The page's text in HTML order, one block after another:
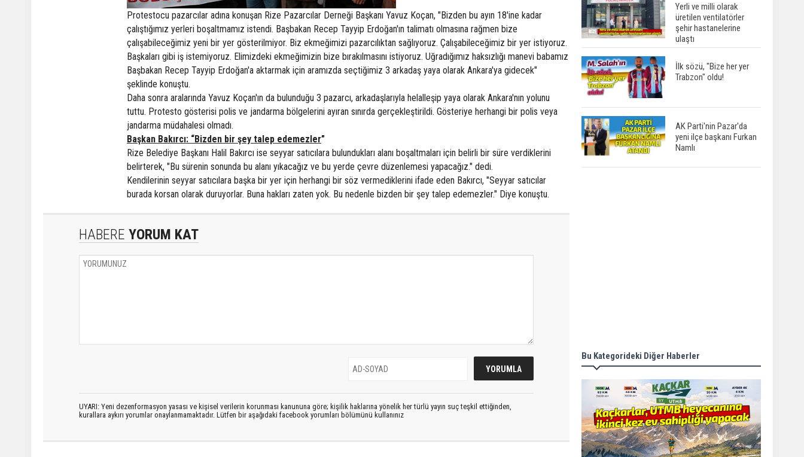
Protestocu pazarcılar adına konuşan Rize Pazarcılar Derneği Başkanı Yavuz Koçan, "Bizden bu ayın 18'ine kadar
çalıştığımız yerleri boşaltmamız istendi. Başbakan Recep Tayyip Erdoğan'ın talimatı olmasına rağmen bize
çalışabileceğimiz yeni bir yer gösterilmiyor. Biz ekmeğimizi pazarcılıktan sağlıyoruz. Çalışabileceğimiz bir yer istiyoruz.
Başkaları gibi iş istemiyoruz. Elimizdeki ekmeğimizin bize bırakılmasını istiyoruz. Uğradığımız haksızlığı manevi babamız
Başbakan Recep Tayyip Erdoğan'a aktarmak için aramızda seçtiğimiz 3 arkadaş yaya olarak Ankara'ya gidecek"
şeklinde konuştu.
Daha sonra aralarında Yavuz Koçan'ın da bulunduğu 3 pazarcı, arkadaşlarıyla helalleşip yaya olarak Ankara'nın yolunu
tuttu. Protesto gösterisi polis ve jandarma bölgelerini ayıran sınırda gerçekleştirildi. Gösteriye herhangi bir polis veya
jandarma müdahalesi olmadı.
Başkan Bakırcı: “Bizden bir şey talep edemezler”
Rize Belediye Başkanı Halil Bakırcı ise seyyar satıcılara bulundukları alanı boşaltmaları için belirli bir süre verdiklerini
belirterek, "Bu sürenin sonunda bu alanı yıkacağız ve bu yerde çevre düzenlemesi yapacağız." dedi.
Kendilerinin seyyar satıcılara başka bir yer için herhangi bir söz vermediklerini ifade eden Bakırcı, "Seyyar satıcılar
burada korsan olarak duruyorlar. Buna hakları zaten yok. Bu nedenle bizden bir şey talep edemezler." Diye konuştu.
HABERE YORUM KAT
UYARI: Yeni dezenformasyon yasası ve kişisel verilerin korunması kanununa göre; kişilik haklarına yönelik her türlü yayın suç teşkil ettiğinden,
kurallara aykırı yorumlar onaylanmamaktadır. Lütfen bir aşağıdaki facebook yorumları bölümünü kullanınız
Yerli ve milli olarak
üretilen ventilatörler
şehir hastanelerine
ulaştı
İlk sözü, "Bize her yer
Trabzon" oldu!
AK Parti'nin Pazar'da
yeni ilçe başkanı Furkan
Namlı
Bu Kategorideki Diğer Haberler